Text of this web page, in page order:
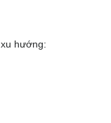
hướng: